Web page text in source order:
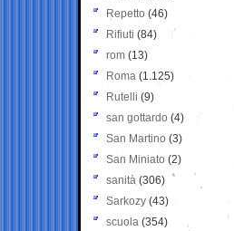
Repetto (46)
Rifiuti (84)
rom (13)
Roma (1.125)
Rutelli (9)
san gottardo (4)
San Martino (3)
San Miniato (2)
sanità (306)
Sarkozy (43)
scuola (354)